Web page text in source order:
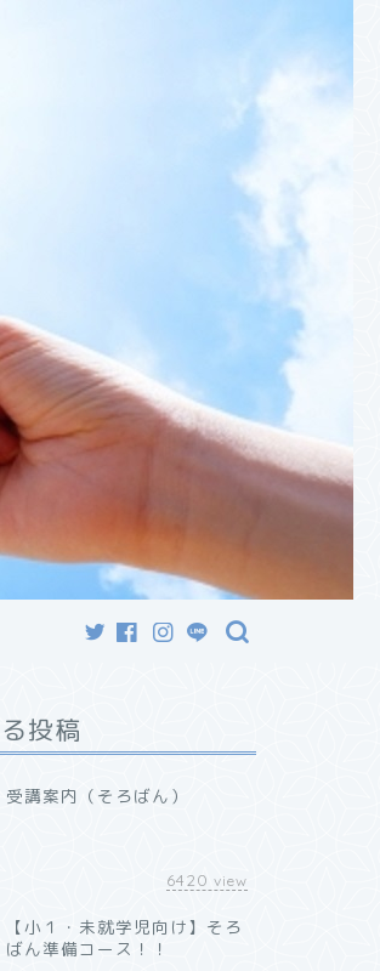
投稿
受講案内（そろばん）
6420 view
【小１・未就学児向け】そろ
ばん準備コース！！